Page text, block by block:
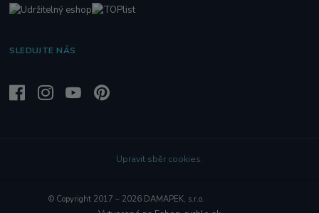
SLEDUJTE NÁS
Upravit sběr cookies.
© Copyright 2017 – 2026 DAMAPEK, s.r.o.